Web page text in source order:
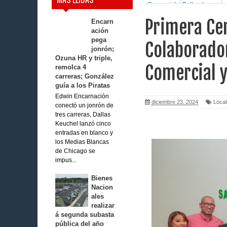
Encarn
ación
pega
jonrón;
Ozuna HR y triple,
remolca 4
carreras; González
guía a los Piratas
Edwin Encarnación
conectó un jonrón de
tres carreras, Dallas
Keuchel lanzó cinco
entradas en blanco y
los Medias Blancas
de Chicago se
impus...
Bienes
Nacion
ales
realizar
á segunda subasta
pública del año
Comercial y Cultural
Primera
Comercial
diciembre 23, 2024